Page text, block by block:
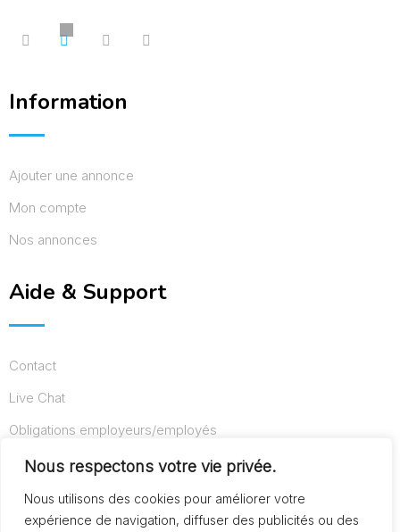
Nous respectons votre vie privée.
Nous utilisons des cookies pour améliorer votre
expérience de navigation, diffuser des publicités ou des
Information
Ajouter une annonce
Mon compte
Nos annonces
Aide & Support
Contact
Live Chat
Obligations employeurs/employés
Conditions d’utilisation
Mentions légales